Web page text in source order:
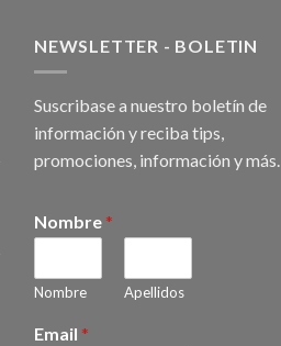
NEWSLETTER - BOLETIN
Suscribase a nuestro boletín de
información y reciba tips,
promociones, información y más.
Nombre *
Nombre Apellidos
Email *